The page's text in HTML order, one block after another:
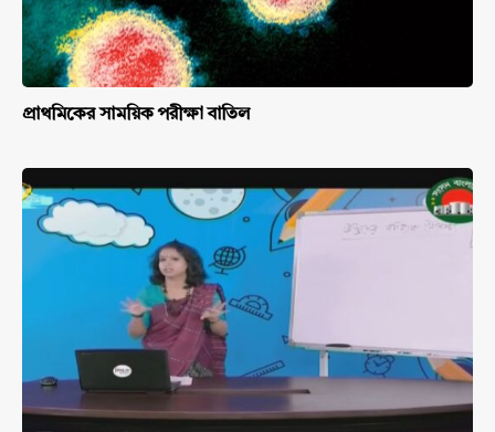
প্রাথমিকের সাময়িক পরীক্ষা বাতিল